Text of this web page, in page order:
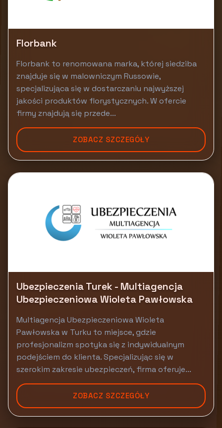
Florbank
Florbank to renomowana marka, której siedziba
znajduje się w malowniczym Russowie,
specjalizująca się w dostarczaniu najwyższej
jakości produktów florystycznych. W ofercie
firmy znajdują się przede...
ZOBACZ SZCZEGÓŁY
Ubezpieczenia Turek - Multiagencja
Ubezpieczeniowa Wioleta Pawłowska
Multiagencja Ubezpieczeniowa Wioleta
Pawłowska w Turku to miejsce, gdzie
profesjonalizm spotyka się z indywidualnym
podejściem do klienta. Specjalizując się w
szerokim zakresie ubezpieczeń, firma oferuje...
ZOBACZ SZCZEGÓŁY